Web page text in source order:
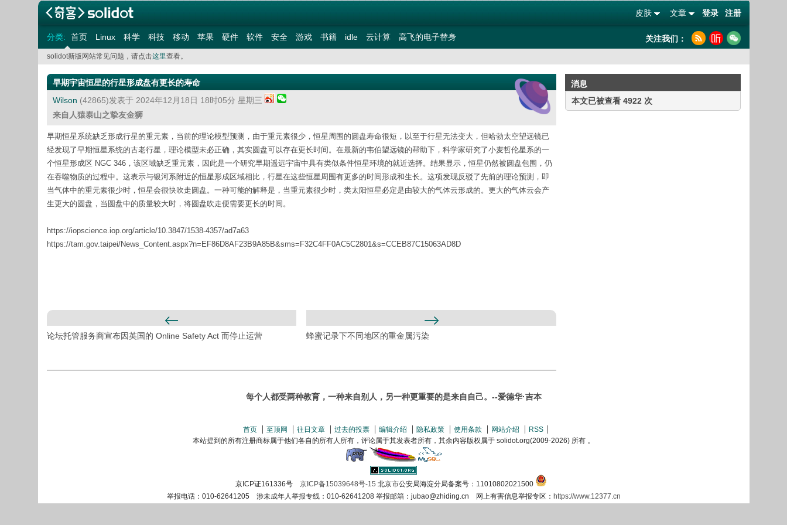
登录 注册
文章
皮肤
分类: 首页 Linux 科学 科技 移动 苹果 硬件 软件 安全 游戏 书籍 idle 云计算 高飞的电子替身 关注我们：
solidot新版网站常见问题，请点击这里查看。
消息
本文已被查看 4922 次
早期宇宙恒星的行星形成盘有更长的寿命
Wilson (42865)发表于 2024年12月18日 18时05分 星期三
来自人猿泰山之挚友金狮
早期恒星系统缺乏形成行星的重元素，当前的理论模型预测，由于重元素很少，恒星周围的圆盘寿命很短，以至于行星无法变大，但哈勃太空望远镜已
经发现了早期恒星系统的古老行星，理论模型未必正确，其实圆盘可以存在更长时间。在最新的韦伯望远镜的帮助下，科学家研究了小麦哲伦星系的一
个恒星形成区 NGC 346，该区域缺乏重元素，因此是一个研究早期遥远宇宙中具有类似条件恒星环境的就近选择。结果显示，恒星仍然被圆盘包围，仍
在吞噬物质的过程中。这表示与银河系附近的恒星形成区域相比，行星在这些恒星周围有更多的时间形成和生长。这项发现反驳了先前的理论预测，即
当气体中的重元素很少时，恒星会很快吹走圆盘。一种可能的解释是，当重元素很少时，类太阳恒星必定是由较大的气体云形成的。更大的气体云会产
生更大的圆盘，当圆盘中的质量较大时，将圆盘吹走便需要更长的时间。
https://iopscience.iop.org/article/10.3847/1538-4357/ad7a63
https://tam.gov.taipei/News_Content.aspx?n=EF86D8AF23B9A85B&sms=F32C4FF0AC5C2801&s=CCEB87C15063AD8D
论坛托管服务商宣布因英国的 Online Safety Act 而停止运营 蜂蜜记录下不同地区的重金属污染
每个人都受两种教育，一种来自别人，另一种更重要的是来自自己。--爱德华·吉本
首页 至顶网 往日文章 过去的投票 编辑介绍 隐私政策 使用条款 网站介绍
RSS
本站提到的所有注册商标属于他们各自的所有人所有，评论属于其发表者所有，其余内容版权属于 solidot.org(2009-2026) 所有 。
京ICP证161336号 京ICP备15039648号-15 北京市公安局海淀分局备案号：11010802021500
举报电话：010-62641205 涉未成年人举报专线：010-62641208 举报邮箱：jubao@zhiding.cn 网上有害信息举报专区： https://www.12377.cn